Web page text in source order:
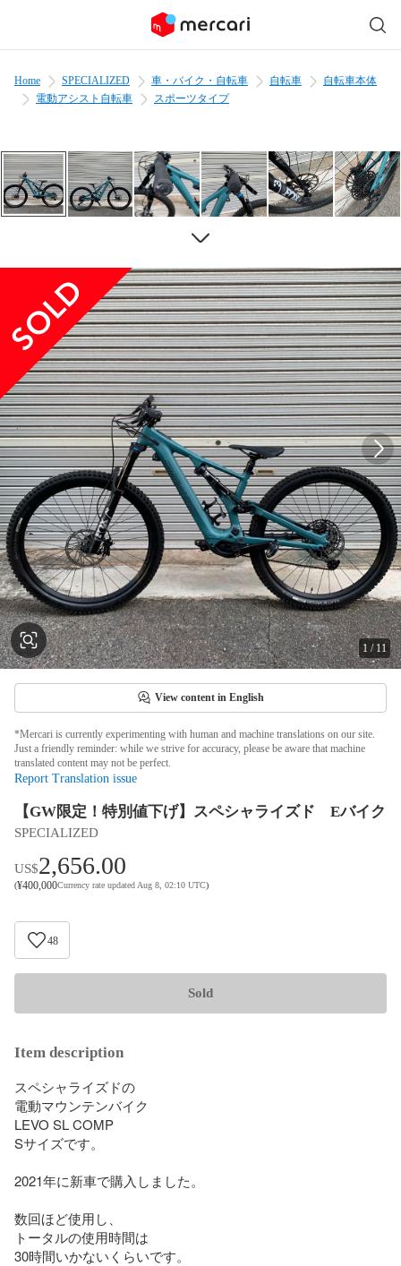
Home SPECIALIZED 車・バイク・自転車 自転車
自転車本体
電動アシスト自転車
スポーツタイプ
1 / 11
View content in English
*Mercari is currently experimenting with human and machine translations on our site.
Just a friendly reminder: while we strive for accuracy, please be aware that machine
translated content may not be perfect.
Report Translation issue
【GW限定！特別値下げ】スペシャライズド Eバイク
SPECIALIZED
US$2,656.00
(¥400,000Currency rate updated Aug 8, 02:10 UTC)
48
Sold
Item description
スペシャライズドの
電動マウンテンバイク
LEVO SL COMP
Sサイズです。
2021年に新車で購入しました。
数回ほど使用し、
トータルの使用時間は
30時間いかないくらいです。